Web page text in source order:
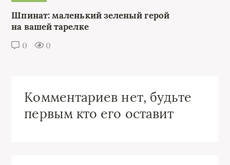
Шпинат: маленький зеленый герой
на вашей тарелке
0 0
Комментариев нет, будьте
первым кто его оставит